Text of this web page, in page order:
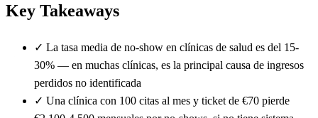
Key Takeaways
✓ La tasa media de no-show en clínicas de salud es del 15-
30% — en muchas clínicas, es la principal causa de ingresos
perdidos no identificada
✓ Una clínica con 100 citas al mes y ticket de €70 pierde